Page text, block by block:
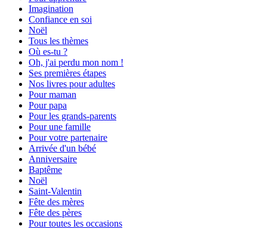
Imagination
Confiance en soi
Noël
Tous les thèmes
Où es-tu ?
Oh, j'ai perdu mon nom !
Ses premières étapes
Nos livres pour adultes
Pour maman
Pour papa
Pour les grands-parents
Pour une famille
Pour votre partenaire
Arrivée d'un bébé
Anniversaire
Baptême
Noël
Saint-Valentin
Fête des mères
Fête des pères
Pour toutes les occasions